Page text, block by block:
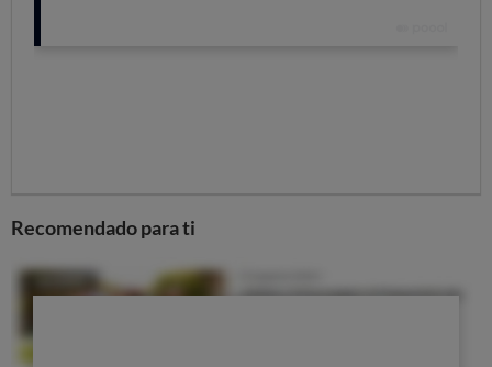
material circundante (paredes laterales, pared
posterior, piso), así como la temperatura máxima de la
tolva de combustible y la energía eléctrica consumida.
Recomendado para ti